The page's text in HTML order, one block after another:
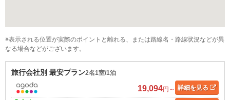
※表示される位置が実際のポイントと離れる、または路線名・路線状況などが異
なる場合などがございます。
旅行会社別 最安プラン2名1室/1泊
19,094円～ 詳細を見る